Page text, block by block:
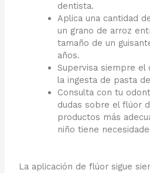
dentista.
Aplica una cantidad
un grano de arroz
tamaño de un
años.
Supervisa siempre el
la ingesta de pasta
Consulta con tu
dudas sobre el flúor
productos más
niño tiene
La aplicación de flúor sigue